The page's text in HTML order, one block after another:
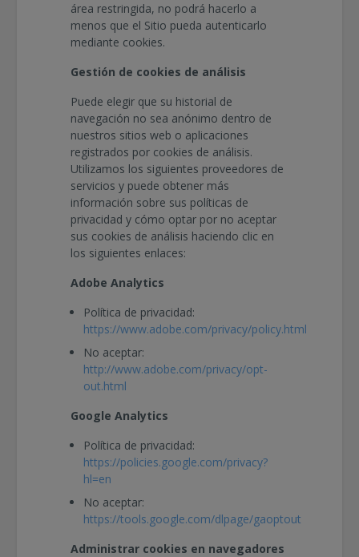
área restringida, no podrá hacerlo a
menos que el Sitio pueda autenticarlo
mediante cookies.
Gestión de cookies de análisis
Puede elegir que su historial de
navegación no sea anónimo dentro de
nuestros sitios web o aplicaciones
registrados por cookies de análisis.
Utilizamos los siguientes proveedores de
servicios y puede obtener más
información sobre sus políticas de
privacidad y cómo optar por no aceptar
sus cookies de análisis haciendo clic en
los siguientes enlaces:
Adobe Analytics
Política de privacidad:
https://www.adobe.com/privacy/policy.html
No aceptar:
http://www.adobe.com/privacy/opt-
out.html
Google Analytics
Política de privacidad:
https://policies.google.com/privacy?
hl=en
No aceptar:
https://tools.google.com/dlpage/gaoptout
Administrar cookies en navegadores